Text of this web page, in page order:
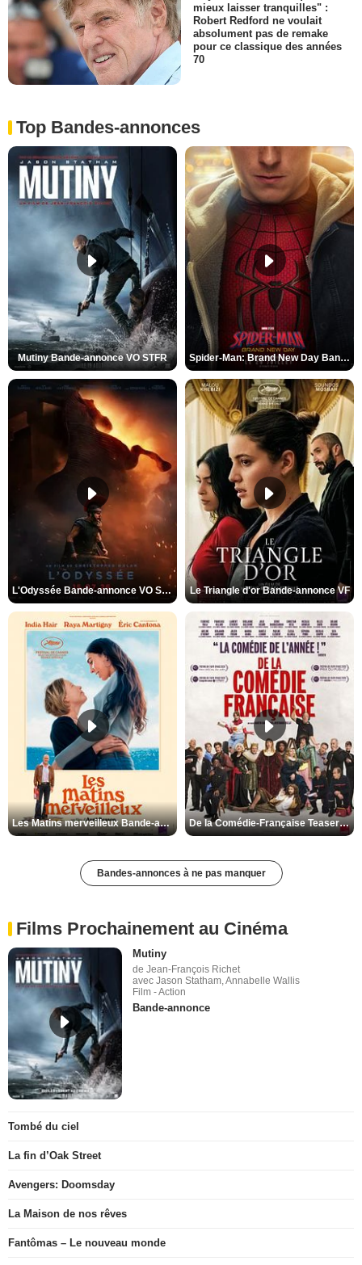
mieux laisser tranquilles" :
Robert Redford ne voulait
absolument pas de remake
pour ce classique des années
70
Top Bandes-annonces
Mutiny Bande-annonce VO STFR Spider-Man: Brand New Day Bande-annonce VO STFR
L'Odyssée Bande-annonce VO STFR Le Triangle d'or Bande-annonce VF
Les Matins merveilleux Bande-annonce VF De la Comédie-Française Teaser VF
Bandes-annonces à ne pas manquer
Films Prochainement au Cinéma
Mutiny
de Jean-François Richet
avec Jason Statham, Annabelle Wallis
Film - Action
Bande-annonce
Tombé du ciel
La fin d’Oak Street
Avengers: Doomsday
La Maison de nos rêves
Fantômas – Le nouveau monde